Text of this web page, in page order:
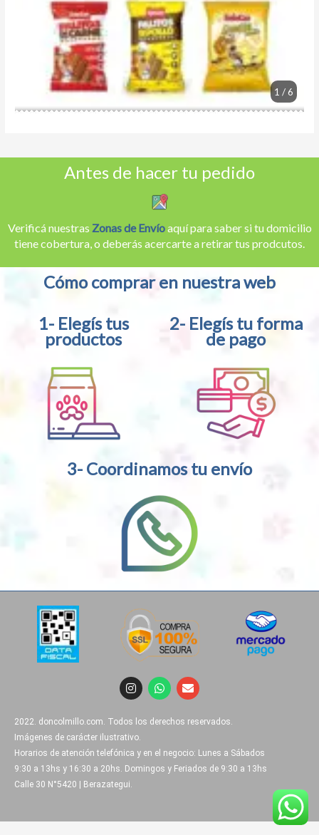
1 / 6
Antes de hacer tu pedido
Verificá nuestras Zonas de Envíoaquí para saber si tu domicilio
tiene cobertura, o deberás acercarte a retirar tus prodcutos.
Cómo comprar en nuestra web
1- Elegís tus
productos
2- Elegís tu forma
de pago
3- Coordinamos tu envío
I
n
s
a
g
r
m
W
h
a
s
p
E
n
v
l
p
2022. doncolmillo.com. Todos los derechos reservados.
Imágenes de carácter ilustrativo.
Horarios de atención telefónica y en el negocio: Lunes a Sábados
9:30 a 13hs y 16:30 a 20hs. Domingos y Feriados de 9:30 a 13hs
Calle 30 N°5420 | Berazategui.